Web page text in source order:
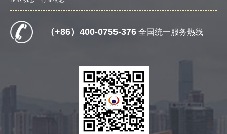
（+86）400-0755-376 全国统一服务热线